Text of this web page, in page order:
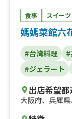
食事 スイーツ
媽媽菜館六
#台湾料理 #
#ジェラート
出店希望
大阪府、 兵庫県